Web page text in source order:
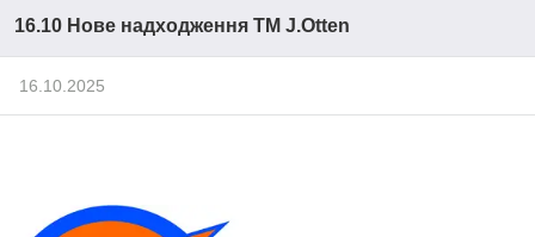
16.10 Нове надходження ТМ J.Otten
16.10.2025